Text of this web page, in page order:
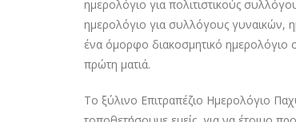
ημερολόγιο για πολιτιστικούς
ημερολόγιο για συλλόγους γυναικών,
ένα όμορφο διακοσμητικό ημερολόγιο
πρώτη ματιά.
Το ξύλινο Επιτραπέζιο Ημερολόγιο